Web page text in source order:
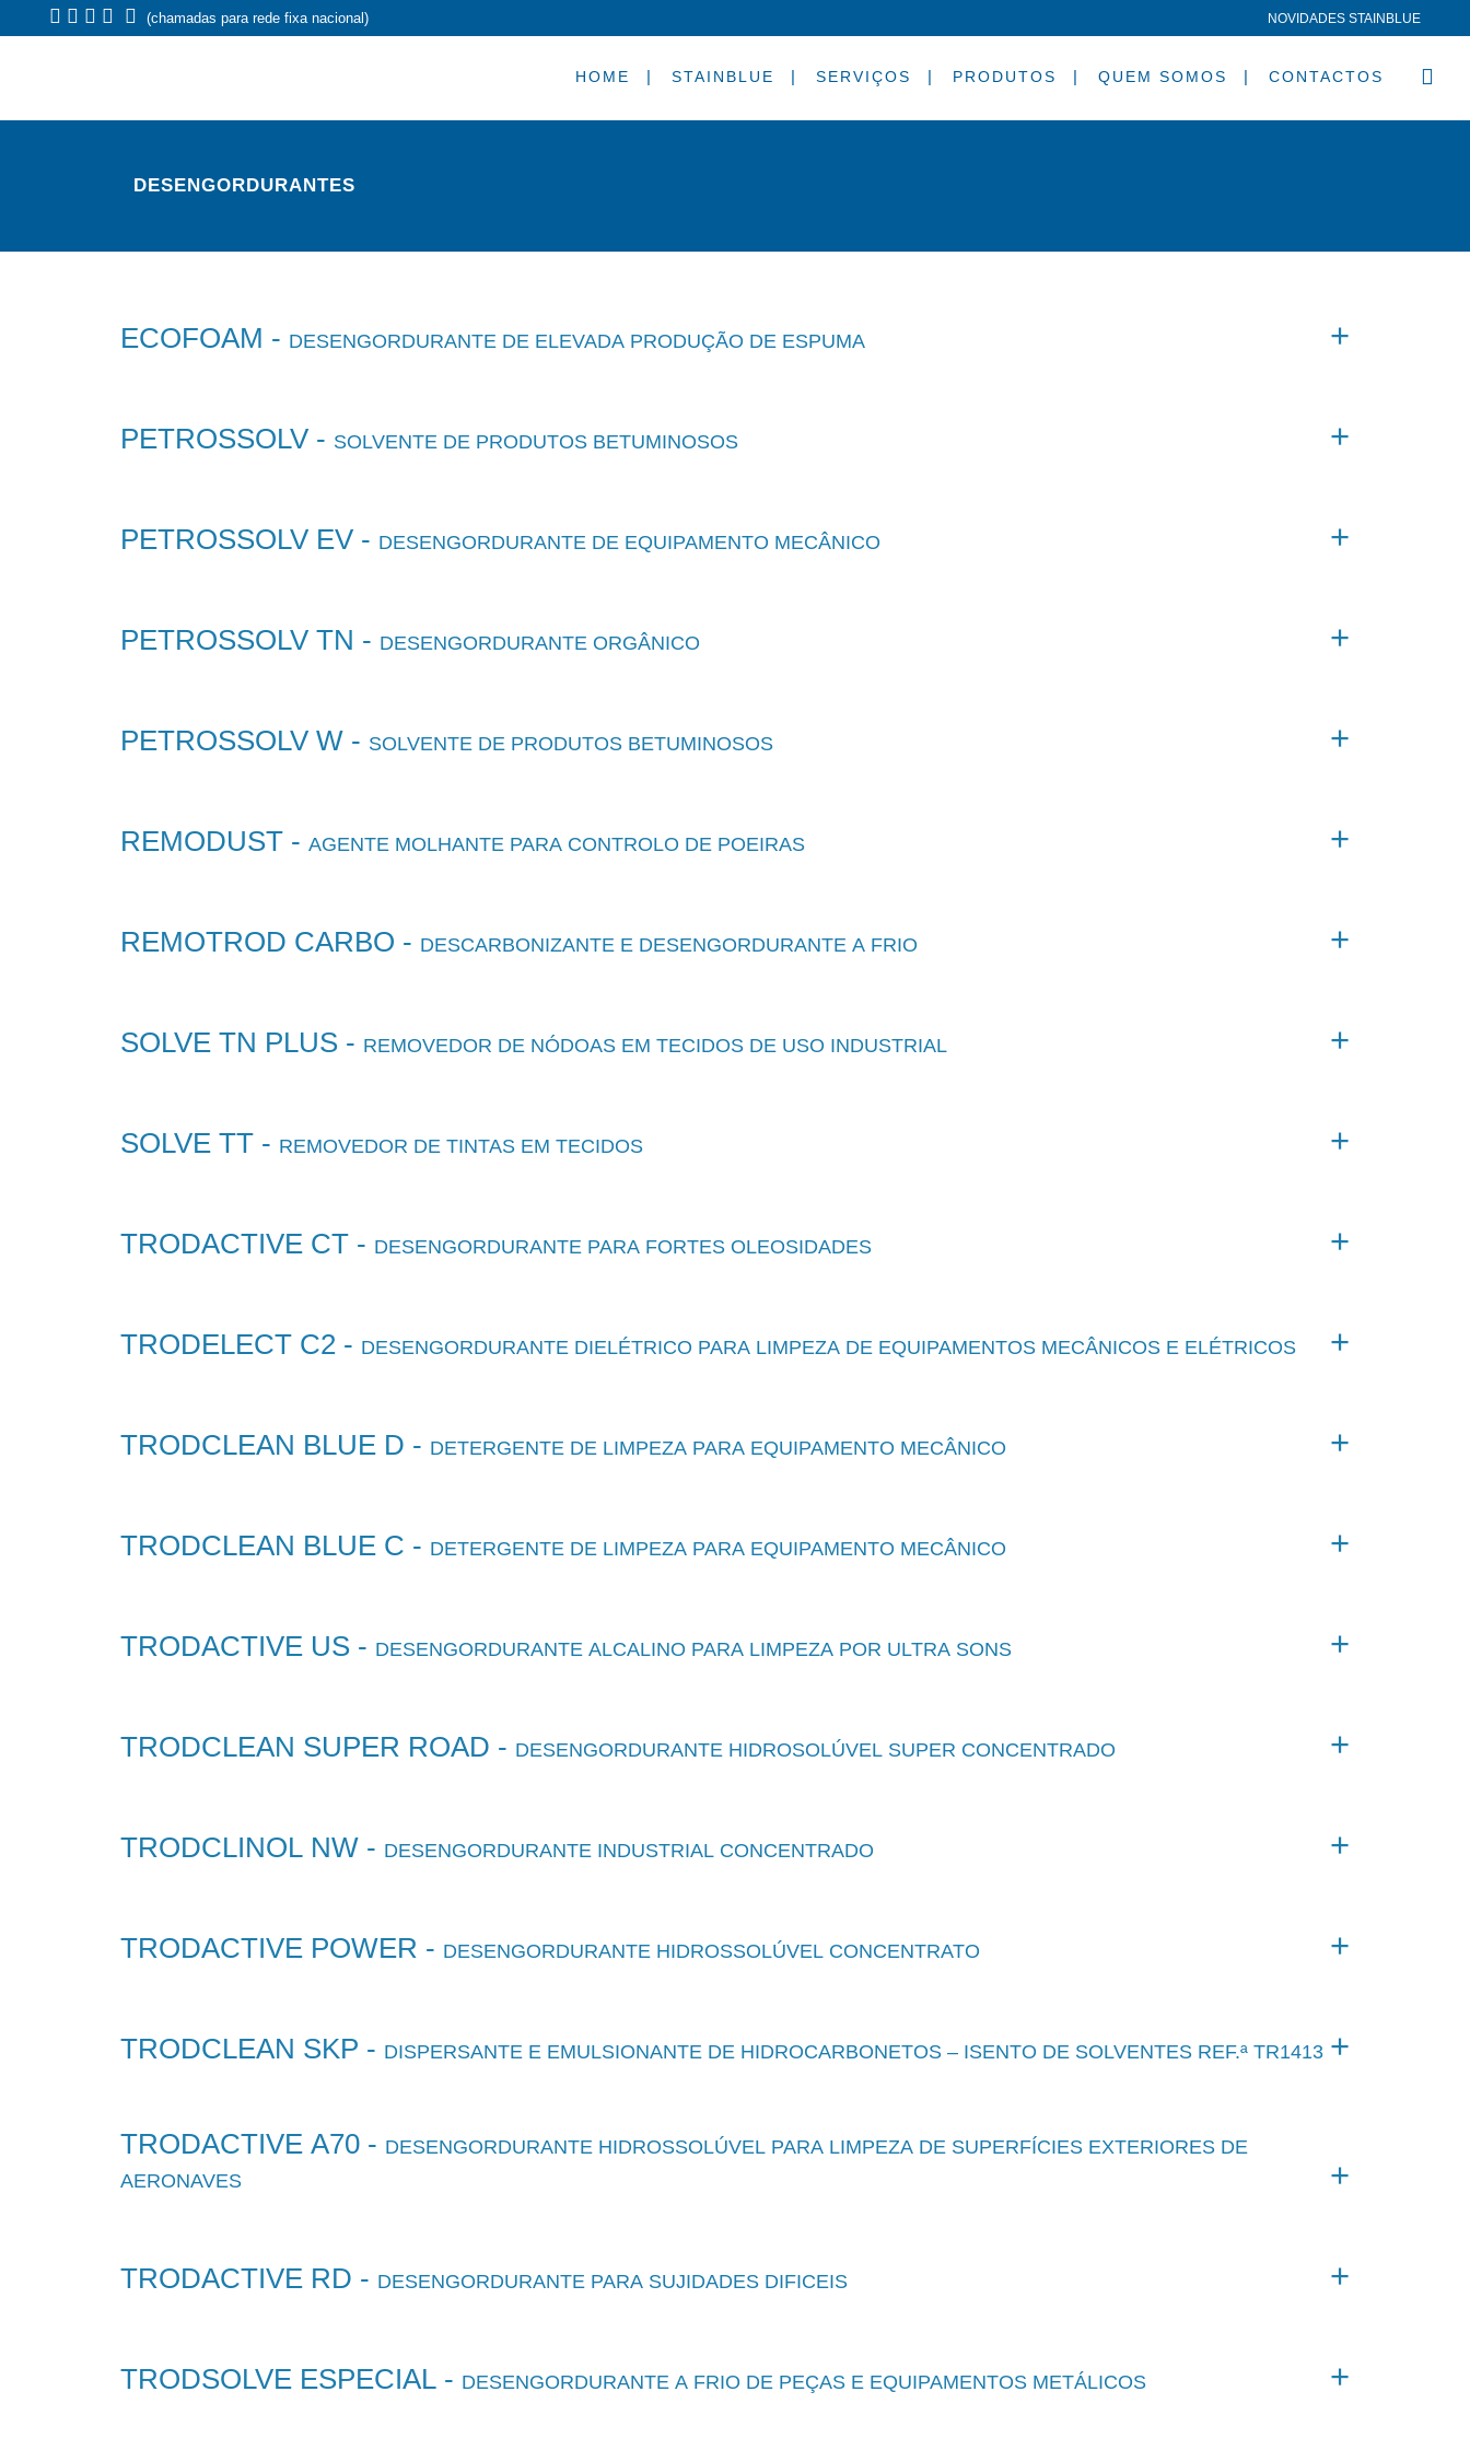
(chamadas para rede fixa nacional) NOVIDADES STAINBLUE
HOME STAINBLUE SERVIÇOS PRODUTOS QUEM SOMOS CONTACTOS
DESENGORDURANTES
ECOFOAM - DESENGORDURANTE DE ELEVADA PRODUÇÃO DE ESPUMA
PETROSSOLV - SOLVENTE DE PRODUTOS BETUMINOSOS
PETROSSOLV EV - DESENGORDURANTE DE EQUIPAMENTO MECÂNICO
PETROSSOLV TN - DESENGORDURANTE ORGÂNICO
PETROSSOLV W - SOLVENTE DE PRODUTOS BETUMINOSOS
REMODUST - AGENTE MOLHANTE PARA CONTROLO DE POEIRAS
REMOTROD CARBO - DESCARBONIZANTE E DESENGORDURANTE A FRIO
SOLVE TN PLUS - REMOVEDOR DE NÓDOAS EM TECIDOS DE USO INDUSTRIAL
SOLVE TT - REMOVEDOR DE TINTAS EM TECIDOS
TRODACTIVE CT - DESENGORDURANTE PARA FORTES OLEOSIDADES
TRODELECT C2 - DESENGORDURANTE DIELÉTRICO PARA LIMPEZA DE EQUIPAMENTOS MECÂNICOS E ELÉTRICOS
TRODCLEAN BLUE D - DETERGENTE DE LIMPEZA PARA EQUIPAMENTO MECÂNICO
TRODCLEAN BLUE C - DETERGENTE DE LIMPEZA PARA EQUIPAMENTO MECÂNICO
TRODACTIVE US - DESENGORDURANTE ALCALINO PARA LIMPEZA POR ULTRA SONS
TRODCLEAN SUPER ROAD - DESENGORDURANTE HIDROSOLÚVEL SUPER CONCENTRADO
TRODCLINOL NW - DESENGORDURANTE INDUSTRIAL CONCENTRADO
TRODACTIVE POWER - DESENGORDURANTE HIDROSSOLÚVEL CONCENTRATO
TRODCLEAN SKP - DISPERSANTE E EMULSIONANTE DE HIDROCARBONETOS – ISENTO DE SOLVENTES REF.ª TR1413
TRODACTIVE A70 - DESENGORDURANTE HIDROSSOLÚVEL PARA LIMPEZA DE SUPERFÍCIES EXTERIORES DE
AERONAVES
TRODACTIVE RD - DESENGORDURANTE PARA SUJIDADES DIFICEIS
TRODSOLVE ESPECIAL - DESENGORDURANTE A FRIO DE PEÇAS E EQUIPAMENTOS METÁLICOS